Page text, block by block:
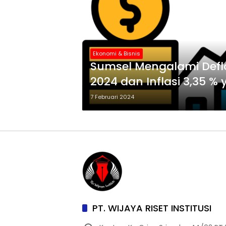
Ekonomi & Bisnis
Sumsel Mengalami
2024 dan Inflasi 3,35 %
7 Februari 2024
PT. WIJAYA RISET INSTITUSI